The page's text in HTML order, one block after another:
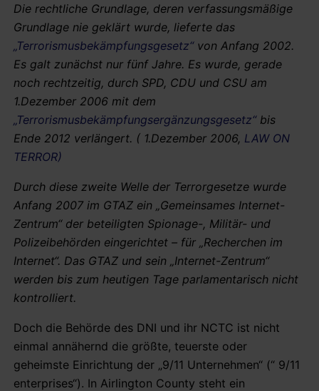
Die rechtliche Grundlage, deren verfassungsmäßige
Grundlage nie geklärt wurde, lieferte das
„Terrorismusbekämpfungsgesetz“ von Anfang 2002.
Es galt zunächst nur fünf Jahre. Es wurde, gerade
noch rechtzeitig, durch SPD, CDU und CSU am
1.Dezember 2006 mit dem
„Terrorismusbekämpfungsergänzungsgesetz“bis
Ende 2012 verlängert. ( 1.Dezember 2006, LAW ON
TERROR)
Durch diese zweite Welle der Terrorgesetze wurde
Anfang 2007 im GTAZ ein „Gemeinsames Internet-
Zentrum“ der beteiligten Spionage-, Militär- und
Polizeibehörden eingerichtet – für „Recherchen im
Internet“. Das GTAZ und sein „Internet-Zentrum“
werden bis zum heutigen Tage parlamentarisch nicht
kontrolliert.
Doch die Behörde des DNI und ihr NCTC ist nicht
einmal annähernd die größte, teuerste oder
geheimste Einrichtung der „9/11 Unternehmen“ (“ 9/11
enterprises“). In Airlington County steht ein